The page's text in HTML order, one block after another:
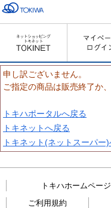
申し訳ございません。
ご指定の商品は販売終了か
トキハポータルへ戻る
トキネットへ戻る
トキネット(ネットスーパー
トキハホームページ
ご利用規約